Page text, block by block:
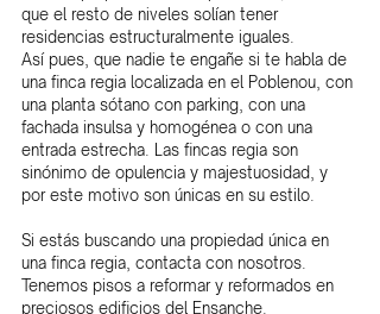
que el resto de niveles solían tener
residencias estructuralmente iguales.
Así pues, que nadie te engañe si te habla de
una finca regia localizada en el Poblenou, con
una planta sótano con parking, con una
fachada insulsa y homogénea o con una
entrada estrecha. Las fincas regia son
sinónimo de opulencia y majestuosidad, y
por este motivo son únicas en su estilo.
Si estás buscando una propiedad única en
una finca regia, contacta con nosotros.
Tenemos pisos a reformar y reformados en
preciosos edificios del Ensanche.